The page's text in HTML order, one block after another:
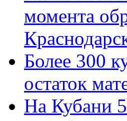
момента
Более 300
остаток
На Кубани